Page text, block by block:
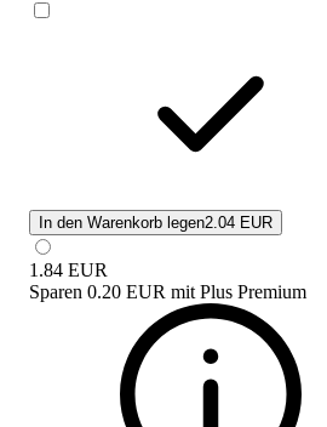
In den Warenkorb legen2.04 EUR
1.84 EUR
Sparen 0.20 EUR mit Plus Premium